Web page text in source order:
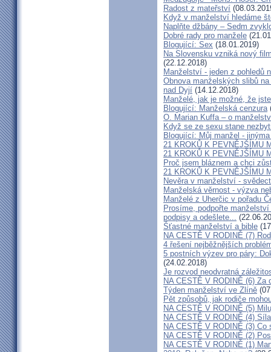
Radost z mateřství
Když v manželství hledáme
Naplňte džbány – Sedm
Dobré rady pro manžele
Blogující: Sex (18.01.2019)
Na Slovensku vzniká nový
(22.12.2018)
Manželství - jeden z pohledů
Obnova manželských slibů
nad Dyjí (14.12.2018)
Manželé, jak je možné, že
Blogující: Manželská cenzura
O. Marian Kuffa – o
Když se ze sexu stane
Blogující: Můj manžel -
21 KROKŮ K PEVNĚJŠÍMU
21 KROKŮ K PEVNĚJŠÍMU
Proč jsem bláznem a chci
21 KROKŮ K PEVNĚJŠÍMU
Nevěra v manželství -
Manželská věrnost - výzva
Manželé z Uherčic v pořadu
Prosíme, podpořte
podpisy a odešlete...
Šťastné manželství a bible
NA CESTĚ V RODINĚ (7)
4 řešení nejběžnějších
5 postních výzev pro páry:
(24.02.2018)
Je rozvod neodvratná
NA CESTĚ V RODINĚ (6) Za
Týden manželství ve Zlíně
Pět způsobů, jak rodiče
NA CESTĚ V RODINĚ (5)
NA CESTĚ V RODINĚ (4)
NA CESTĚ V RODINĚ (3) Co
NA CESTĚ V RODINĚ (2)
NA CESTĚ V RODINĚ (1)